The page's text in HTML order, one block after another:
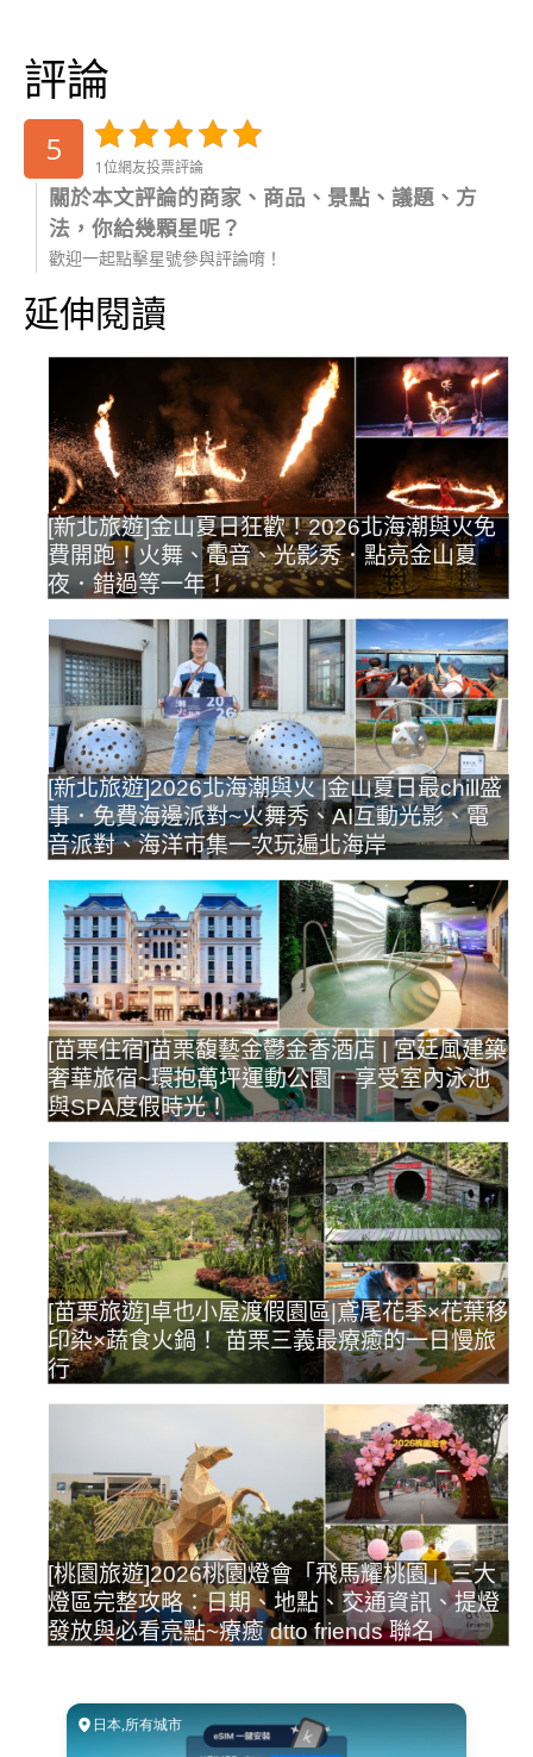
評論
5 1位網友投票評論
關於本文評論的商家、商品、景點、議題、方
法，你給幾顆星呢？
歡迎一起點擊星號參與評論唷！
延伸閱讀
[新北旅遊]金山夏日狂歡！2026北海潮與火免
費開跑！火舞、電音、光影秀．點亮金山夏
夜．錯過等一年！
[新北旅遊]2026北海潮與火 |金山夏日最chill盛
事．免費海邊派對~火舞秀、AI互動光影、電
音派對、海洋市集一次玩遍北海岸
[苗栗住宿]苗栗馥藝金鬱金香酒店 | 宮廷風建築
奢華旅宿~環抱萬坪運動公園．享受室內泳池
與SPA度假時光！
[苗栗旅遊]卓也小屋渡假園區|鳶尾花季×花葉移
印染×蔬食火鍋！ 苗栗三義最療癒的一日慢旅
行
[桃園旅遊]2026桃園燈會「飛馬耀桃園」三大
燈區完整攻略：日期、地點、交通資訊、提燈
發放與必看亮點~療癒 dtto friends 聯名